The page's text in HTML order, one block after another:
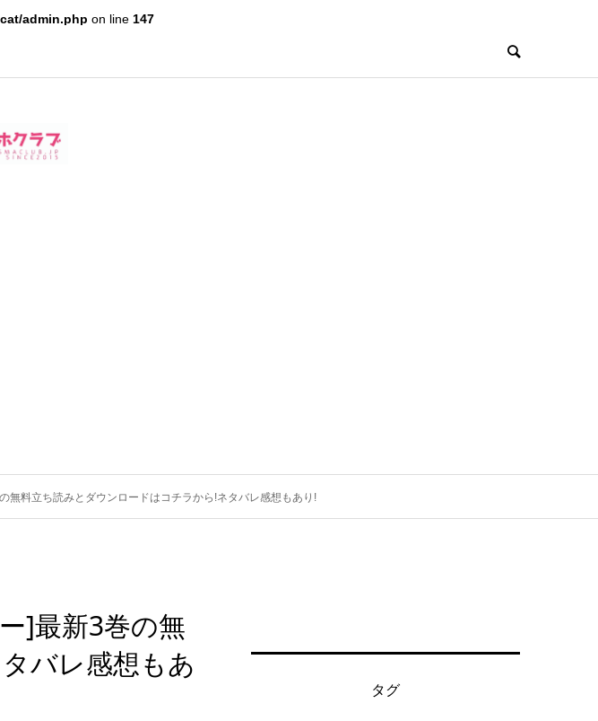
admin.php on line 147
無料立ち読みとダウンロードはコチラから!ネタバレ感想もあり!
]最新3巻の無
バレ感想もあ
タグ